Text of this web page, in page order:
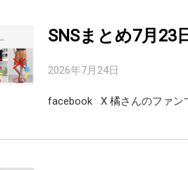
SNSまとめ7月23
2026年7月24日
facebook X 橘さんのファン